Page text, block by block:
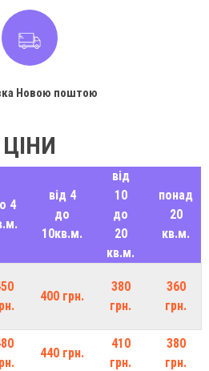
Новою поштою
ЦІНИ
4
від 4
до
10кв.м.
від
10
до
20
кв.м.
понад
20
кв.м.
400 грн.
380
грн.
360
грн.
440 грн.
410
грн.
380
грн.